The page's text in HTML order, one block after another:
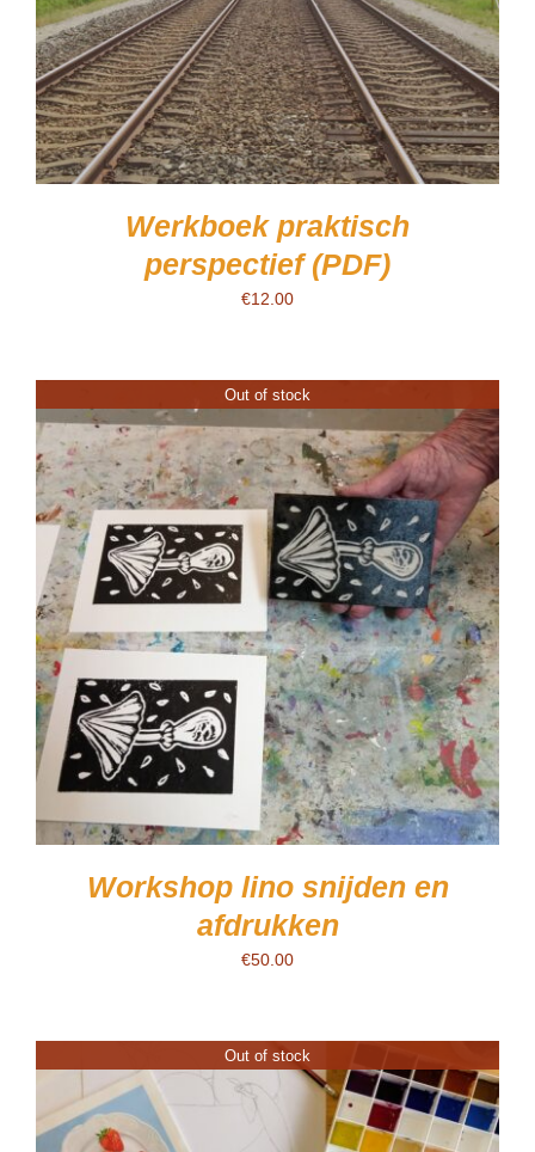
Werkboek praktisch
perspectief (PDF)
€12.00
Out of stock
Workshop lino snijden en
afdrukken
€50.00
Out of stock